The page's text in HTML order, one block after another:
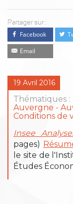
Partager sur :
Facebook
Email
19 Avril 2016
Thématiques :
Auvergne
Conditions de
Insee
pages)
le site de
Études